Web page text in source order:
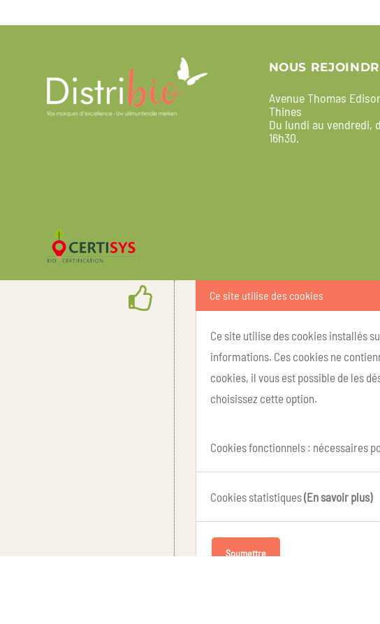
NOUS
Avenue Thomas
Thines
Du lundi au vendredi,
16h30.
Ce site utilise des cookies
Ce site utilise des cookies installés
informations. Ces cookies ne
cookies, il vous est possible de les
choisissez cette option.
Cookies fonctionnels : nécessaires
Cookies statistiques(En savoir plus)
Soumettre